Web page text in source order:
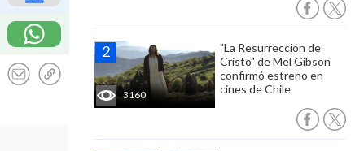
3160
"La Resurrección de
Cristo" de Mel Gibson
confirmó estreno en
cines de Chile